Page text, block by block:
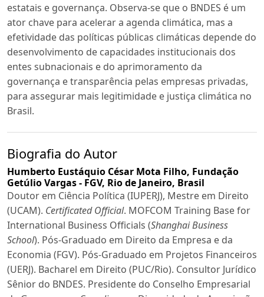
estatais e governança. Observa-se que o BNDES é um
ator chave para acelerar a agenda climática, mas a
efetividade das políticas públicas climáticas depende do
desenvolvimento de capacidades institucionais dos
entes subnacionais e do aprimoramento da
governança e transparência pelas empresas privadas,
para assegurar mais legitimidade e justiça climática no
Brasil.
Biografia do Autor
Humberto Eustáquio César Mota Filho, Fundação
Getúlio Vargas - FGV, Rio de Janeiro, Brasil
Doutor em Ciência Política (IUPERJ), Mestre em Direito
(UCAM). Certificated Official. MOFCOM Training Base for
International Business Officials (Shanghai Business
School). Pós-Graduado em Direito da Empresa e da
Economia (FGV). Pós-Graduado em Projetos Financeiros
(UERJ). Bacharel em Direito (PUC/Rio). Consultor Jurídico
Sênior do BNDES. Presidente do Conselho Empresarial